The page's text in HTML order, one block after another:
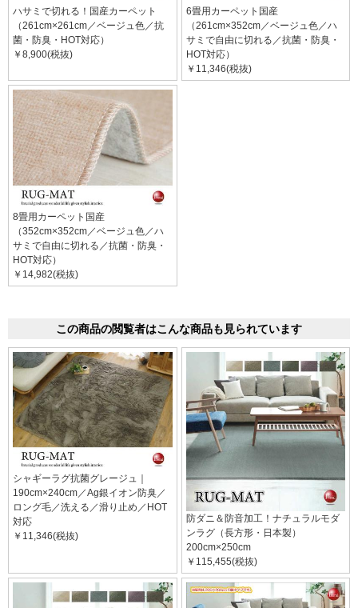
ハサミで切れる！国産カーペット
（261cm×261cm／ベージュ色／抗
菌・防臭・HOT対応）
￥8,900(税抜)
6畳用カーペット国産
（261cm×352cm／ベージュ色／ハ
サミで自由に切れる／抗菌・防臭・
HOT対応）
￥11,346(税抜)
8畳用カーペット国産
（352cm×352cm／ベージュ色／ハ
サミで自由に切れる／抗菌・防臭・
HOT対応）
￥14,982(税抜)
この商品の閲覧者はこんな商品も見られています
シャギーラグ抗菌グレージュ｜
190cm×240cm／Ag銀イオン防臭／
ロング毛／洗える／滑り止め／HOT
対応
￥11,346(税抜)
防ダニ＆防音加工！ナチュラルモダ
ンラグ（長方形・日本製）
200cm×250cm
￥115,455(税抜)